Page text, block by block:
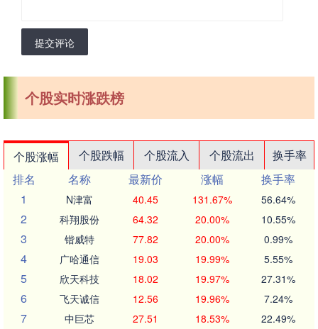
提交评论
个股实时涨跌榜
个股涨幅 个股跌幅 个股流入 个股流出
换手率
排名
名称 最新价 涨幅
换手率
1
N津富 40.45 131.67% 56.64%
2 科翔股份 64.32 20.00% 10.55%
3 锴威特 77.82 20.00% 0.99%
4 广哈通信 19.03 19.99% 5.55%
5 欣天科技 18.02 19.97% 27.31%
6 飞天诚信 12.56 19.96% 7.24%
7 中巨芯 27.51 18.53% 22.49%